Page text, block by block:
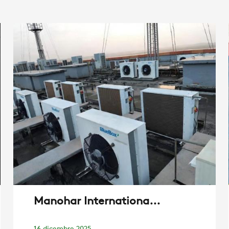
Manohar Internationa...